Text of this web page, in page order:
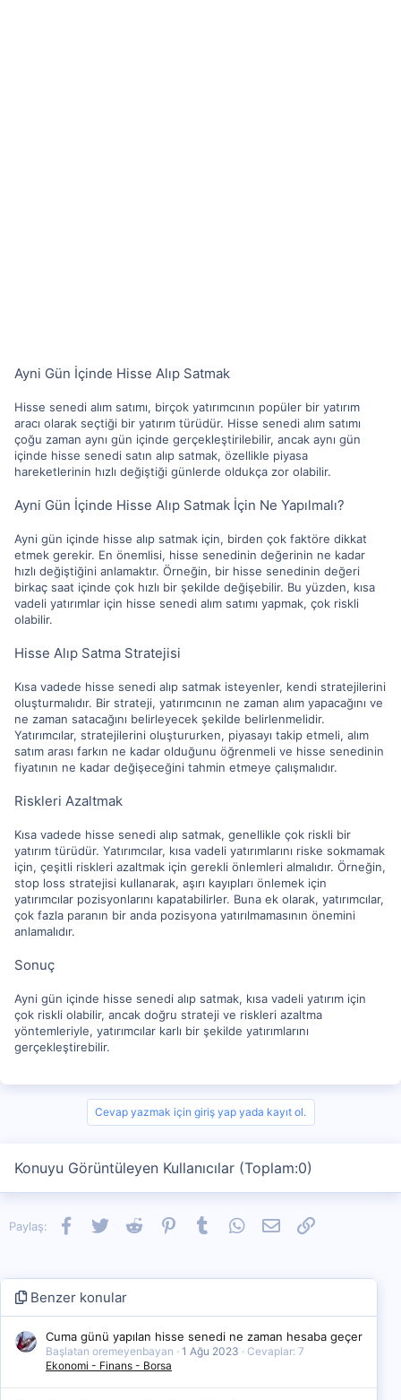
Ayni Gün İçinde Hisse Alıp Satmak
Hisse senedi alım satımı, birçok yatırımcının popüler bir yatırım
aracı olarak seçtiği bir yatırım türüdür. Hisse senedi alım satımı
çoğu zaman aynı gün içinde gerçekleştirilebilir, ancak aynı gün
içinde hisse senedi satın alıp satmak, özellikle piyasa
hareketlerinin hızlı değiştiği günlerde oldukça zor olabilir.
Ayni Gün İçinde Hisse Alıp Satmak İçin Ne Yapılmalı?
Ayni gün içinde hisse alıp satmak için, birden çok faktöre dikkat
etmek gerekir. En önemlisi, hisse senedinin değerinin ne kadar
hızlı değiştiğini anlamaktır. Örneğin, bir hisse senedinin değeri
birkaç saat içinde çok hızlı bir şekilde değişebilir. Bu yüzden, kısa
vadeli yatırımlar için hisse senedi alım satımı yapmak, çok riskli
olabilir.
Hisse Alıp Satma Stratejisi
Kısa vadede hisse senedi alıp satmak isteyenler, kendi stratejilerini
oluşturmalıdır. Bir strateji, yatırımcının ne zaman alım yapacağını ve
ne zaman satacağını belirleyecek şekilde belirlenmelidir.
Yatırımcılar, stratejilerini oluştururken, piyasayı takip etmeli, alım
satım arası farkın ne kadar olduğunu öğrenmeli ve hisse senedinin
fiyatının ne kadar değişeceğini tahmin etmeye çalışmalıdır.
Riskleri Azaltmak
Kısa vadede hisse senedi alıp satmak, genellikle çok riskli bir
yatırım türüdür. Yatırımcılar, kısa vadeli yatırımlarını riske sokmamak
için, çeşitli riskleri azaltmak için gerekli önlemleri almalıdır. Örneğin,
stop loss stratejisi kullanarak, aşırı kayıpları önlemek için
yatırımcılar pozisyonlarını kapatabilirler. Buna ek olarak, yatırımcılar,
çok fazla paranın bir anda pozisyona yatırılmamasının önemini
anlamalıdır.
Sonuç
Ayni gün içinde hisse senedi alıp satmak, kısa vadeli yatırım için
çok riskli olabilir, ancak doğru strateji ve riskleri azaltma
yöntemleriyle, yatırımcılar karlı bir şekilde yatırımlarını
gerçekleştirebilir.
Cevap yazmak için giriş yap yada kayıt ol.
Konuyu Görüntüleyen Kullanıcılar (Toplam:0)
Paylaş: Facebook
TwitterReddit PinterestTumblrWhatsApp
E-postaLink
Benzer konular
Cuma günü yapılan hisse senedi ne zaman hesaba geçer
Başlatan oremeyenbayan 1 Ağu 2023
Cevaplar: 7
Ekonomi - Finans - Borsa